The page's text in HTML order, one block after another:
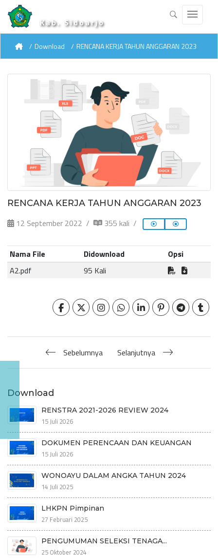
Kab. Sidoarjo
Download RENCANA KERJA TAHUN ANGGARAN 2023
RENCANA KERJA TAHUN ANGGARAN 2023
12 September 2022 355 kali
Nama File Didownload
Opsi
A2.pdf
95 Kali
Sebelumnya Selanjutnya
Download
RENSTRA 2021-2026 REVIEW 2024
15 Juli 2026
DOKUMEN PERENCAAN DAN KEUANGAN
15 Juli 2026
WONOAYU DALAM ANGKA TAHUN 2024
14 Juli 2025
LHKPN Pimpinan
27 Februari 2025
PENGUMUMAN SELEKSI TENAGA...
25 Oktober 2024